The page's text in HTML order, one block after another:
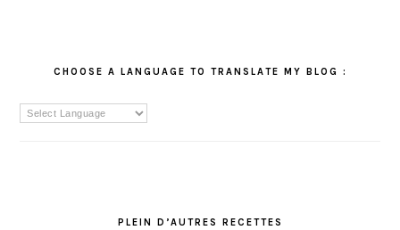
CHOOSE A LANGUAGE TO TRANSLATE MY BLOG :
PLEIN D’AUTRES RECETTES